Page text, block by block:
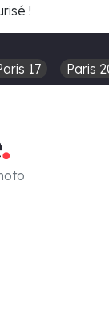
!
17 Paris